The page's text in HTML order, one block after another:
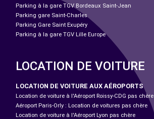
Parking à la gare TGV Bordeaux Saint-Jean
Parking gare Saint-Charles
Parking Gare Saint Exupéry
Parking à la gare TGV Lille Europe
LOCATION DE VOITURE
LOCATION DE VOITURE AUX AÉROPORTS
Location de voiture à l'Aéroport Roissy-CDG pas chère
Aéroport Paris-Orly : Location de voitures pas chère
Location de voiture à l'Aéroport Lyon pas chère